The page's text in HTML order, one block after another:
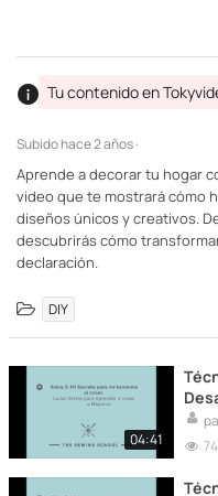
Subidohace 2 años ·
Tu contenido en
Aprende a decorar tu hogar
video que te mostrará cómo
diseños únicos y creativos.
descubrirás cómo
declaración.
DIY
04:41
74